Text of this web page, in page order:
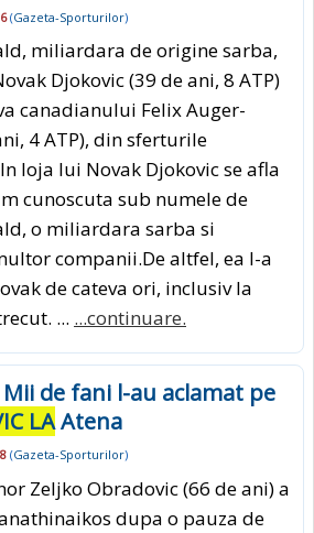
(Gazeta-Sporturilor)
miliardara de origine sarba,
Djokovic (39 de ani, 8 ATP)
canadianului Felix Auger-
4 ATP), din sferturile
loja lui Novak Djokovic se afla
cunoscuta sub numele de
o miliardara sarba si
companii.De altfel, ea l-a
de cateva ori, inclusiv la
... ...continuare.
de fani l-au aclamat pe
LAAtena
(Gazeta-Sporturilor)
Zeljko Obradovic (66 de ani) a
dupa o pauza de